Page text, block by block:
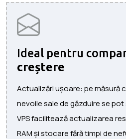
Ideal pentru
creștere
Actualizări ușoare: pe măsură
nevoile sale de găzduire se pot
VPS facilitează actualizarea
RAM și stocare fără timpi de